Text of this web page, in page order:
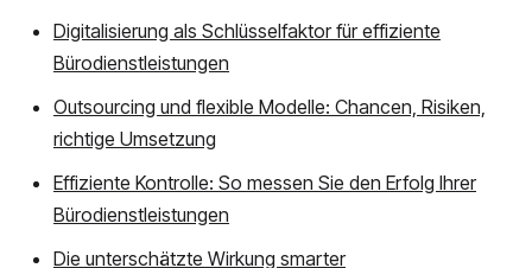
Digitalisierung als Schlüsselfaktor für effiziente
Bürodienstleistungen
Outsourcing und flexible Modelle: Chancen, Risiken,
richtige Umsetzung
Effiziente Kontrolle: So messen Sie den Erfolg Ihrer
Bürodienstleistungen
Die unterschätzte Wirkung smarter